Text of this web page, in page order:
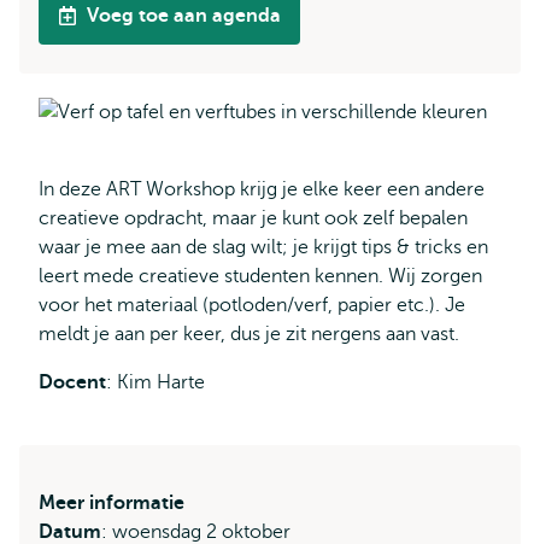
Voeg toe aan agenda
In deze ART Workshop krijg je elke keer een andere
creatieve opdracht, maar je kunt ook zelf bepalen
waar je mee aan de slag wilt; je krijgt tips & tricks en
leert mede creatieve studenten kennen. Wij zorgen
voor het materiaal (potloden/verf, papier etc.). Je
meldt je aan per keer, dus je zit nergens aan vast.
Docent: Kim Harte
Meer informatie
Datum: woensdag 2 oktober